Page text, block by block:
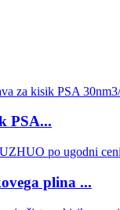
PSA...
plina ...